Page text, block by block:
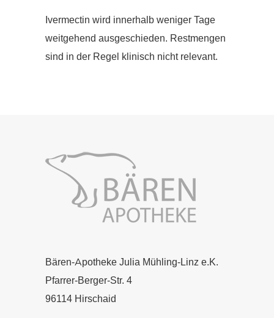
Ivermectin wird innerhalb weniger Tage
weitgehend ausgeschieden. Restmengen
sind in der Regel klinisch nicht relevant.
Bären-Apotheke Julia Mühling-Linz e.K.
Pfarrer-Berger-Str. 4
96114 Hirschaid